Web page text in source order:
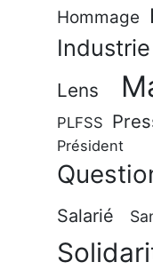
Hommage
Industrie
Lens
PLFSS
Salarié